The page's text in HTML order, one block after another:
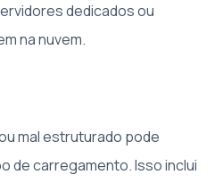
dedicados ou
na nuvem.
mal estruturado pode
de carregamento. Isso inclui